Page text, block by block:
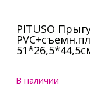
PITUSO
В наличии